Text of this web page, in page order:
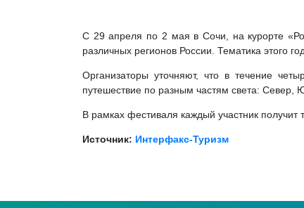
С 29 апреля по 2 мая в Сочи, на курорте
различных регионов России. Тематика этого
Организаторы уточняют, что в течение
путешествие по разным частям света: Север,
В рамках фестиваля каждый участник
Источник: Интерфакс-Туризм